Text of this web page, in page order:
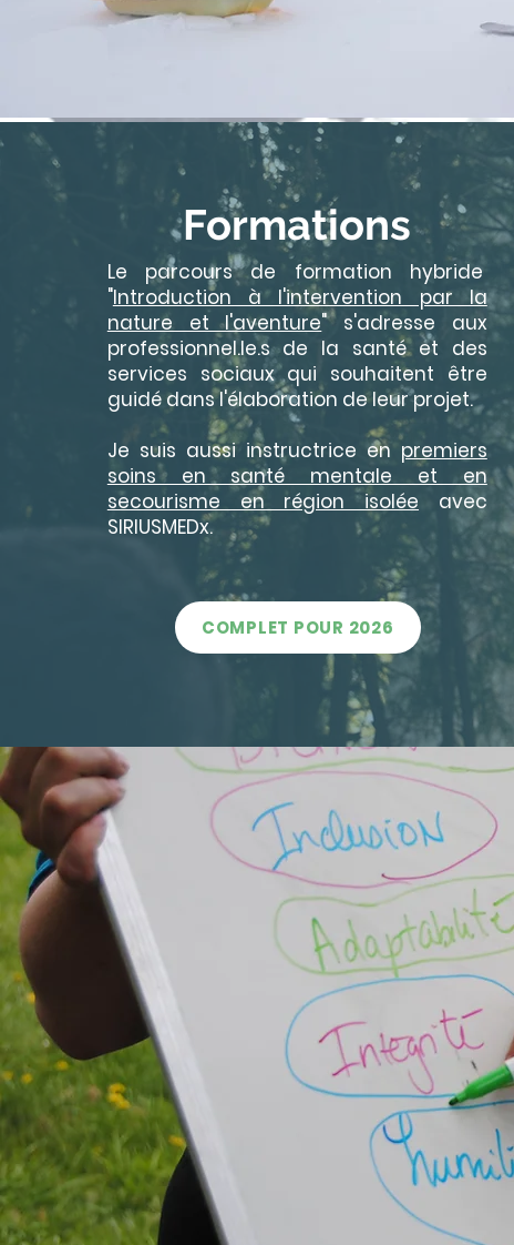
Formations
Le parcours de formation hybride
"Introduction à l'intervention par la
nature et l'aventure" s'adresse aux
professionnel.le.s de la santé et des
services sociaux qui souhaitent être
guidé dans l'élaboration de leur projet.
Je suis aussi instructrice en premiers
soins en santé mentale et en
secourisme en région isolée avec
SIRIUSMEDx.
COMPLET POUR 2026